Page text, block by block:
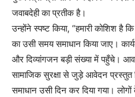
जवाबदेही का प्रतीक है।
उन्होंने स्पष्ट किया, “हमारी कोशिश
का उसी समय समाधान किया जाए।
और दिव्यांगजन बड़ी संख्या में पहुँचे।
सामाजिक सुरक्षा से जुड़े आवेदन
समाधान उसी दिन कर दिया गया।